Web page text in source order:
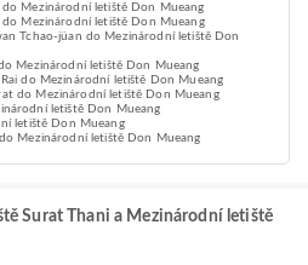
Mezinárodní letiště Don Mueang
Mezinárodní letiště Don Mueang
Tchao-jüan do Mezinárodní letiště Don
Mezinárodní letiště Don Mueang
do Mezinárodní letiště Don Mueang
do Mezinárodní letiště Don Mueang
letiště Don Mueang
letiště Don Mueang
Mezinárodní letiště Don Mueang
Surat Thani a Mezinárodní letiště